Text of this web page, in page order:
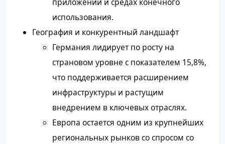
использования.
География и конкурентный ландшафт
Германия лидирует по росту на
страновом уровне с показателем 15,8%,
что поддерживается расширением
инфраструктуры и растущим
внедрением в ключевых отраслях.
Европа остается одним из крупнейших
региональных рынков со спросом со